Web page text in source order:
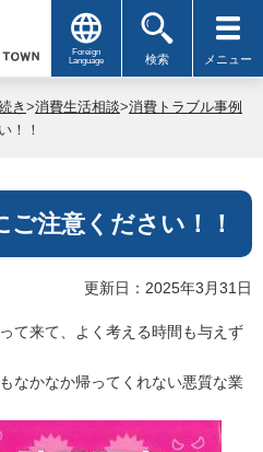
Foreign
Language
検索 メニュー
き >消費生活相談>消費トラブル事例
！！
注意ください！！
更新日：2025年3月31日
て来て、よく考える時間も与えず
なかなか帰ってくれない悪質な業